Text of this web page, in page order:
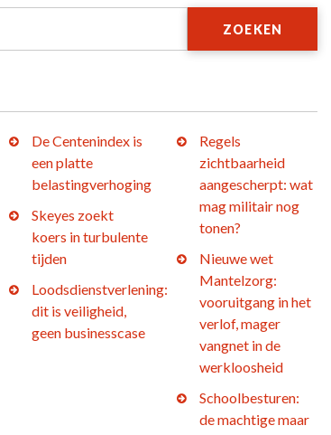
ZOEKEN
De Centenindex is
een platte
belastingverhoging
Skeyes zoekt
koers in turbulente
tijden
Loodsdienstverlening:
dit is veiligheid,
geen businesscase
Regels
zichtbaarheid
aangescherpt: wat
mag militair nog
tonen?
Nieuwe wet
Mantelzorg:
vooruitgang in het
verlof, mager
vangnet in de
werkloosheid
Schoolbesturen:
de machtige maar